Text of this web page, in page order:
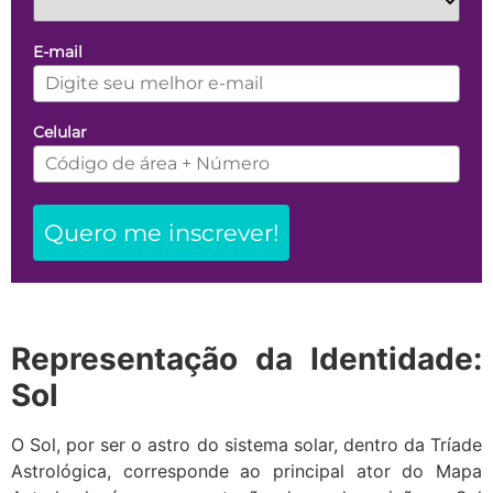
E-mail
Celular
Quero me inscrever!
Representação da Identidade:
Sol
O Sol, por ser o astro do sistema solar, dentro da Tríade
Astrológica, corresponde ao principal ator do Mapa